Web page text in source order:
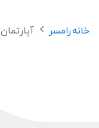
خانهرامسر آپارتمان 2 خوابه دارای پارکینگ